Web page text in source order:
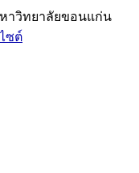
าวิทยาลัยขอนแก่น
ซต์